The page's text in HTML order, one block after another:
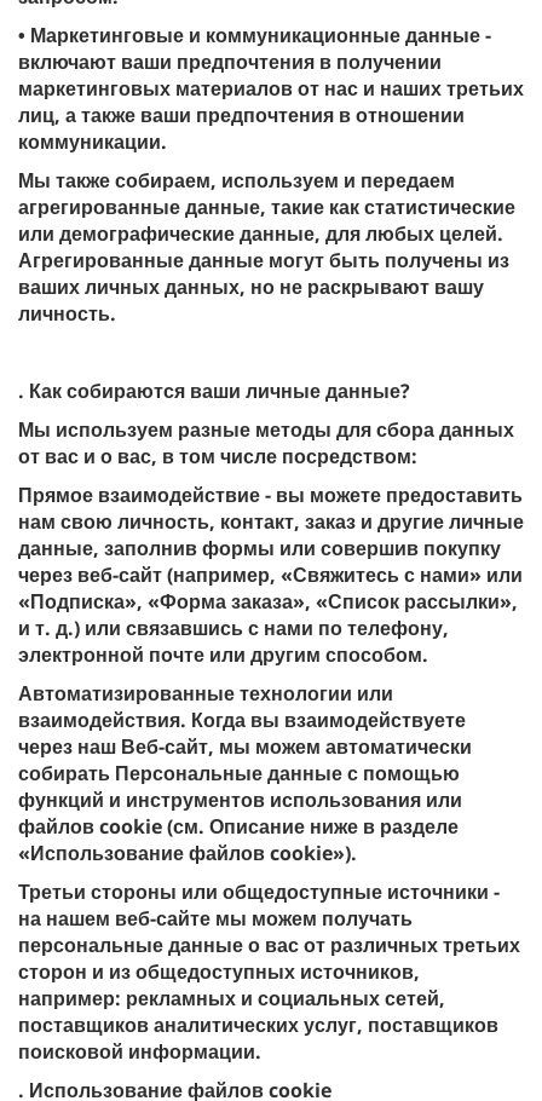
• Маркетинговые и коммуникационные данные -
включают ваши предпочтения в получении
маркетинговых материалов от нас и наших третьих
лиц, а также ваши предпочтения в отношении
коммуникации.
Мы также собираем, используем и передаем
агрегированные данные, такие как статистические
или демографические данные, для любых целей.
Агрегированные данные могут быть получены из
ваших личных данных, но не раскрывают вашу
личность.
. Как собираются ваши личные данные?
Мы используем разные методы для сбора данных
от вас и о вас, в том числе посредством:
Прямое взаимодействие - вы можете предоставить
нам свою личность, контакт, заказ и другие личные
данные, заполнив формы или совершив покупку
через веб-сайт (например, «Свяжитесь с нами» или
«Подписка», «Форма заказа», «Список рассылки»,
и т. д.) или связавшись с нами по телефону,
электронной почте или другим способом.
Автоматизированные технологии или
взаимодействия. Когда вы взаимодействуете
через наш Веб-сайт, мы можем автоматически
собирать Персональные данные с помощью
функций и инструментов использования или
файлов cookie (см. Описание ниже в разделе
«Использование файлов cookie»).
Третьи стороны или общедоступные источники -
на нашем веб-сайте мы можем получать
персональные данные о вас от различных третьих
сторон и из общедоступных источников,
например: рекламных и социальных сетей,
поставщиков аналитических услуг, поставщиков
поисковой информации.
. Использование файлов cookie